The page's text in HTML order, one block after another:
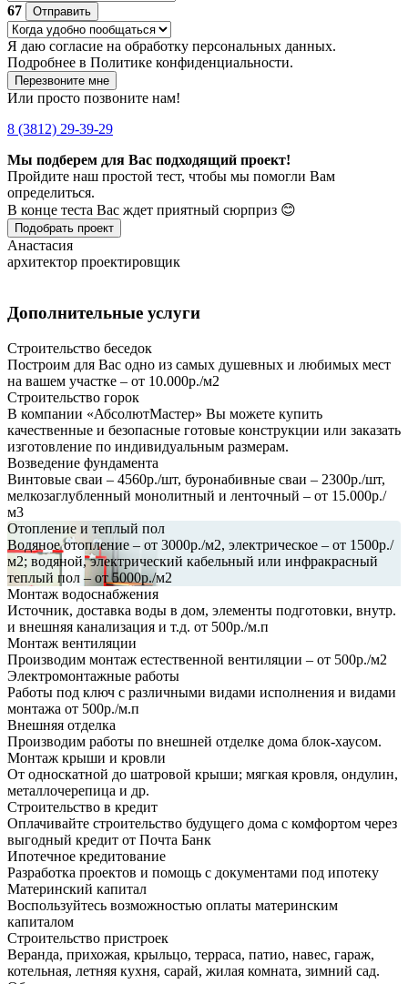
67
Отправить
Я даю согласие на обработку персональных данных.
Подробнее в Политике конфиденциальности.
Перезвоните мне
Или просто позвоните нам!
8 (3812) 29-39-29
Мы подберем для Вас подходящий проект!
Пройдите наш простой тест, чтобы мы помогли Вам
определиться.
В конце теста Вас ждет приятный сюрприз 😊
Подобрать проект
Анастасия
архитектор проектировщик
Дополнительные услуги
Строительство беседок
Построим для Вас одно из самых душевных и любимых мест
на вашем участке – от 10.000р./м2
Строительство горок
В компании «АбсолютМастер» Вы можете купить
качественные и безопасные готовые конструкции или заказать
изготовление по индивидуальным размерам.
Возведение фундамента
Винтовые сваи – 4560р./шт, буронабивные сваи – 2300р./шт,
мелкозаглубленный монолитный и ленточный – от 15.000р./
м3
Отопление и теплый пол
Водяное отопление – от 3000р./м2, электрическое – от 1500р./
м2; водяной, электрический кабельный или инфракрасный
теплый пол – от 5000р./м2
Монтаж водоснабжения
Источник, доставка воды в дом, элементы подготовки, внутр.
и внешняя канализация и т.д. от 500р./м.п
Монтаж вентиляции
Производим монтаж естественной вентиляции – от 500р./м2
Электромонтажные работы
Работы под ключ с различными видами исполнения и видами
монтажа от 500р./м.п
Внешняя отделка
Производим работы по внешней отделке дома блок-хаусом.
Монтаж крыши и кровли
От односкатной до шатровой крыши; мягкая кровля, ондулин,
металлочерепица и др.
Строительство в кредит
Оплачивайте строительство будущего дома с комфортом через
выгодный кредит от Почта Банк
Ипотечное кредитование
Разработка проектов и помощь с документами под ипотеку
Материнский капитал
Воспользуйтесь возможностью оплаты материнским
капиталом
Строительство пристроек
Веранда, прихожая, крыльцо, терраса, патио, навес, гараж,
котельная, летняя кухня, сарай, жилая комната, зимний сад.